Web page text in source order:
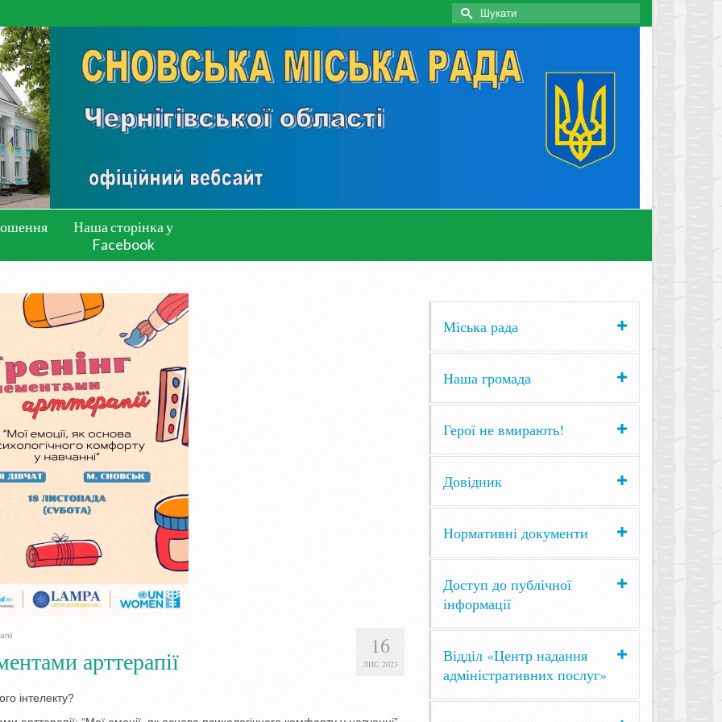
Search
for:
Наша сторінка у
Facebook
16
ЛИС 2023
арттерапії
інтелекту?
Міська рада
Наша громада
Герої не вмирають!
Довідник
Нормативні документи
Доступ до публічної
інформації
Відділ «Центр надання
адміністративних послуг»